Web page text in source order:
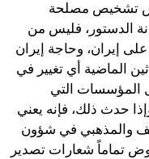
تشخيص مصلحة
الدستور، فليس من
على إيران، وحاجة إيران
الماضية أي تغيير في
المؤسسات التي
حدث ذلك، فإنه يعني
والمذهبي في شؤون
تماماً شعارات تصدير